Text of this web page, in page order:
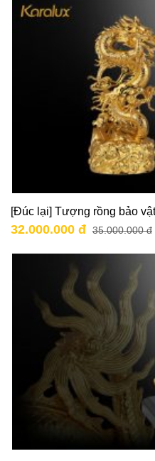
[Đúc lại] Tượng rồng bảo
32.000.000 đ 35.000.000 đ